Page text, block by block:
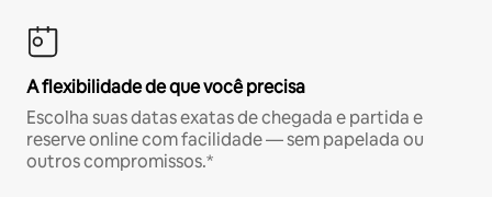
A flexibilidade de que você precisa
Escolha suas datas exatas de chegada e partida e
reserve online com facilidade — sem papelada ou
outros compromissos.*